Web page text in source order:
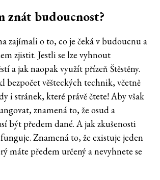
znát budoucnost?
zajímali o to, co je čeká v budoucnu a
zjistit. Jestli se lze vyhnout
a jak naopak využít přízeň Štěstěny.
bezpočet věšteckých technik, včetně
i stránek, které právě čtete! Aby však
znamená to, že osud a
být předem dané. A jak zkušenosti
Znamená to, že existuje jeden
máte předem určený a nevyhnete se